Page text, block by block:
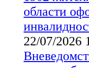
области
22/07/2026